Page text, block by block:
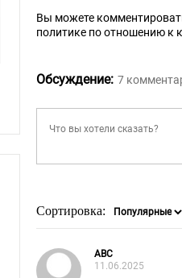
Вы можете
политике по отношению к
Обсуждение: 7
Сортировка:
АВС
11.06.2025